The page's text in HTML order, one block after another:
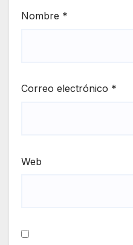
Nombre *
Correo electrónico *
Web